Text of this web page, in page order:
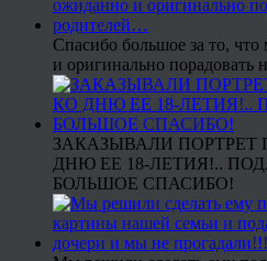
Спасибо большое за то,
и оригинально
ЗАКАЗЫВАЛИ
ДНЮ ЕЕ 18-ЛЕТИЯ!..
БОЛЬШОЕ СПАСИБО!